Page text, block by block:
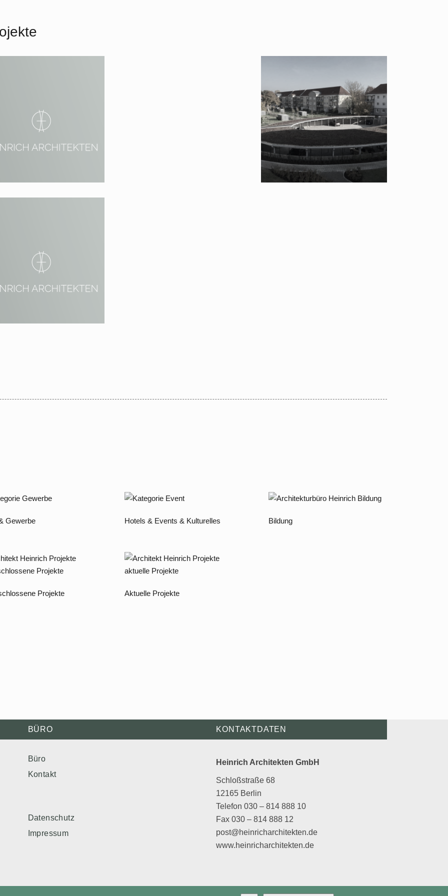
– 2014 Berlin,
Dessau, Wohnpark
Österreichviertel 1-3. BA
48
Gewerbe
Hotels & Events & Kulturelles Bildung
Projekte Aktuelle Projekte
BÜRO
Büro
Kontakt
Datenschutz
Impressum
KONTAKTDATEN
Heinrich Architekten GmbH
Schloßstraße 68
12165 Berlin
Telefon 030 – 814 888 10
Fax 030 – 814 888 12
post@heinricharchitekten.de
www.heinricharchitekten.de